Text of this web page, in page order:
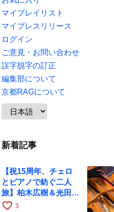
マイプレイリスト
マイプレスリリース
ログイン
ご意見・お問い合わせ
誤字脱字の訂正
編集部について
京都RAGについて
新着記事
【祝15周年、チェロ
とピアノで紡ぐ二人
旅】柏木広樹＆光田健
一が11月12日に京都
favorite_border 3